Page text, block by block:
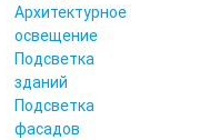
Архитектурное
освещение
Подсветка
зданий
Подсветка
фасадов